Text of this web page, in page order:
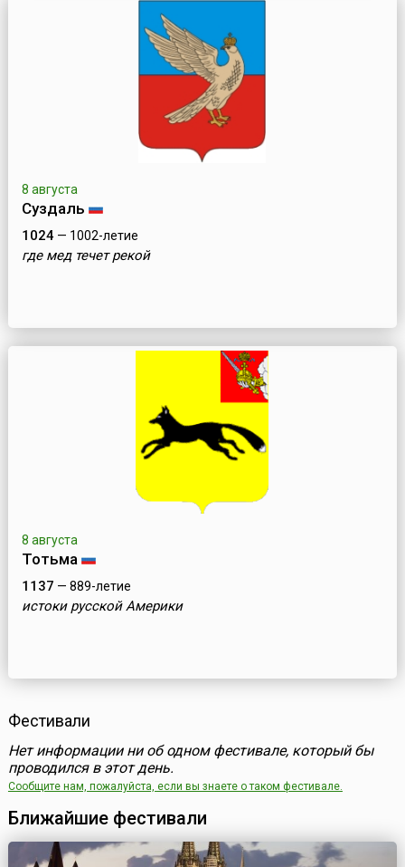
8 августа
Суздаль
1024— 1002-летие
где мед течет рекой
8 августа
Тотьма
1137 — 889-летие
истоки русской Америки
Фестивали
Нет информации ни об одном фестивале, который бы
проводился в этот день.
Сообщите нам, пожалуйста, если вы знаете о таком фестивале.
Ближайшие фестивали